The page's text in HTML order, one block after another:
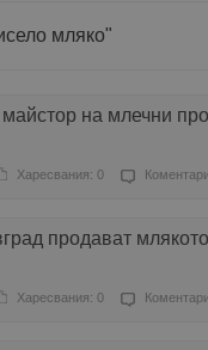
мляко"
на млечни
Харесвания: 0
продават
Харесвания: 0